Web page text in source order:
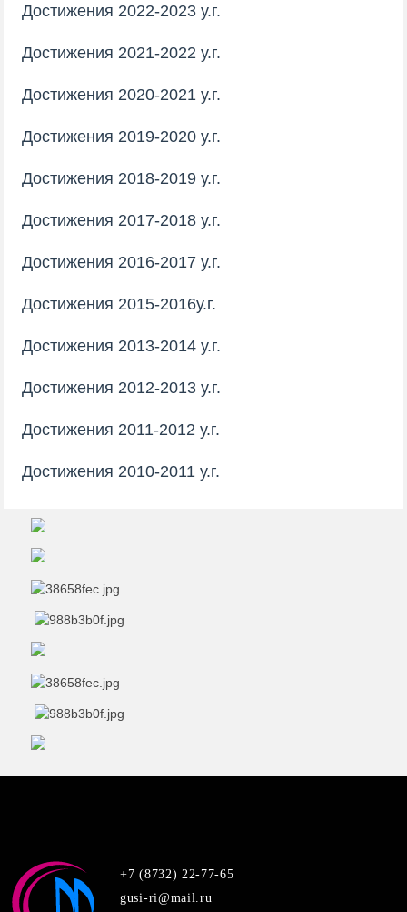
Достижения 2022-2023 у.г.
Достижения 2021-2022 у.г.
Достижения 2020-2021 у.г.
Достижения 2019-2020 у.г.
Достижения 2018-2019 у.г.
Достижения 2017-2018 у.г.
Достижения 2016-2017 у.г.
Достижения 2015-2016у.г.
Достижения 2013-2014 у.г.
Достижения 2012-2013 у.г.
Достижения 2011-2012 у.г.
Достижения 2010-2011 у.г.
+7 (8732) 22-77-65
gusi-ri@mail.ru